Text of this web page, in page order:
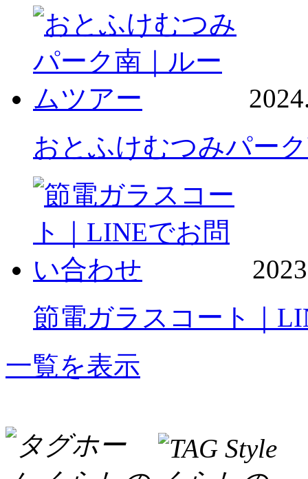
おとふけむつみパー
節電ガラスコート｜
一覧を表示